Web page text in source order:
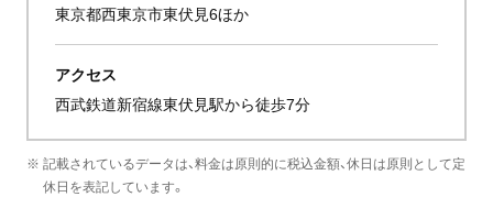
東京都西東京市東伏見6ほか
アクセス
西武鉄道新宿線東伏見駅から徒歩7分
※ 記載されているデータは、料金は原則的に税込金額、休日は原則として定
休日を表記しています。